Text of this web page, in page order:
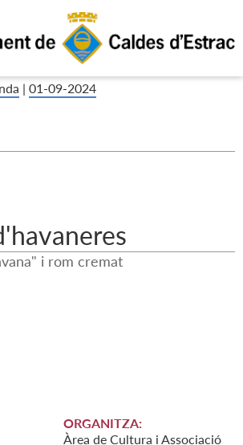
| 01-09-2024
i rom cremat
ORGANITZA:
Àrea de Cultura i Associació